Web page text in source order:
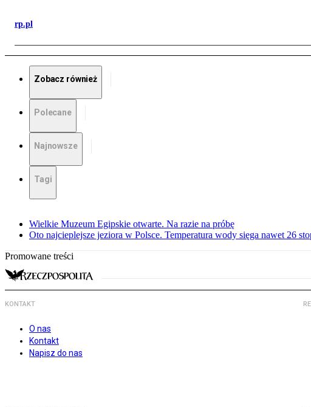
rp.pl
Zobacz również
Polecane
Najnowsze
Tagi
Wielkie Muzeum Egipskie otwarte. Na razie na próbę
Oto najcieplejsze jeziora w Polsce. Temperatura wody sięga nawet 26
Promowane treści
KONTAKT
O nas
Kontakt
Napisz do nas